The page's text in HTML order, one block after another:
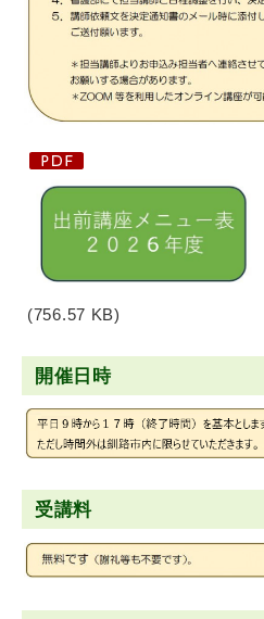
(756.57 KB)
開催日時
受講料